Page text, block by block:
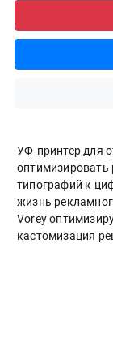
УФ-принтер для
оптимизировать
типографий к
жизнь
Vorey
кастомизация